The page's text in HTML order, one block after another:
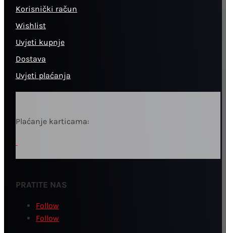
Korisnički račun
Wishlist
Uvjeti kupnje
Dostava
Uvjeti plaćanja
Plaćanje karticama:
PRATITE NAS
Follow
Follow